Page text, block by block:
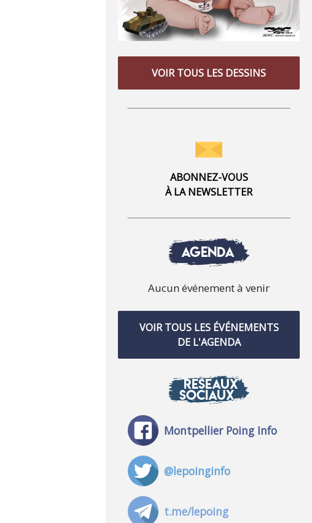
VOIR TOUS LES DESSINS
ABONNEZ-VOUS
À LA NEWSLETTER
AGENDA
Aucun événement à venir
VOIR TOUS LES ÉVÉNEMENTS
DE L'AGENDA
RÉSEAUX
SOCIAUX
Montpellier Poing Info
@lepoinginfo
t.me/lepoing